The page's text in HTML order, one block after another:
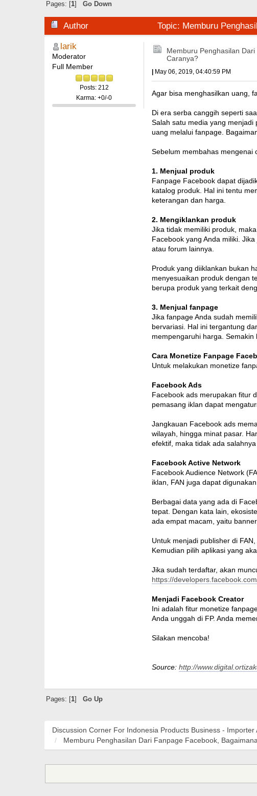
Pages: [ 1] Go Down
Author Topic: Memburu
larik
Moderator
Full Member
Posts: 212
Karma: +0/-0
Memburu Penghasilan
Caranya?
May 06, 2019, 04:40:59 PM
Agar bisa menghasilkan uang,
Di era serba canggih seperti
Salah satu media yang menjadi
uang melalui fanpage.
Sebelum membahas mengenai
1. Menjual produk
Fanpage Facebook dapat
katalog produk. Hal ini tentu
keterangan dan harga.
2. Mengiklankan produk
Jika tidak memiliki produk,
Facebook yang Anda miliki.
atau forum lainnya.
Produk yang diiklankan bukan
menyesuaikan produk dengan
berupa produk yang terkait
3. Menjual fanpage
Jika fanpage Anda sudah
bervariasi. Hal ini tergantung
mempengaruhi harga.
Cara Monetize Fanpage
Untuk melakukan monetize
Facebook Ads
Facebook ads merupakan fitur
pemasang iklan dapat
Jangkauan Facebook ads
wilayah, hingga minat pasar.
efektif, maka tidak ada
Facebook Active Network
Facebook Audience Network
iklan, FAN juga dapat
Berbagai data yang ada di
tepat. Dengan kata lain,
ada empat macam, yaitu
Untuk menjadi publisher di
Kemudian pilih aplikasi yang
Jika sudah terdaftar, akan
https://
Menjadi Facebook Creator
Ini adalah fitur monetize
Anda unggah di FP. Anda
Silakan mencoba!
Source: http://
Pages: [ 1] Go Up
Discussion Corner For Indonesia Products Business - Importer
Memburu Penghasilan Dari Fanpage Facebook,